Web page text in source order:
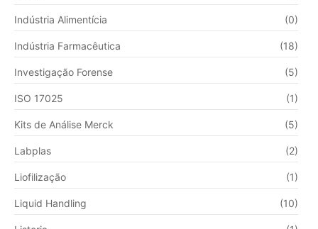
Indústria Alimentícia (0)
Indústria Farmacêutica (18)
Investigação Forense (5)
ISO 17025 (1)
Kits de Análise Merck (5)
Labplas (2)
Liofilização (1)
Liquid Handling (10)